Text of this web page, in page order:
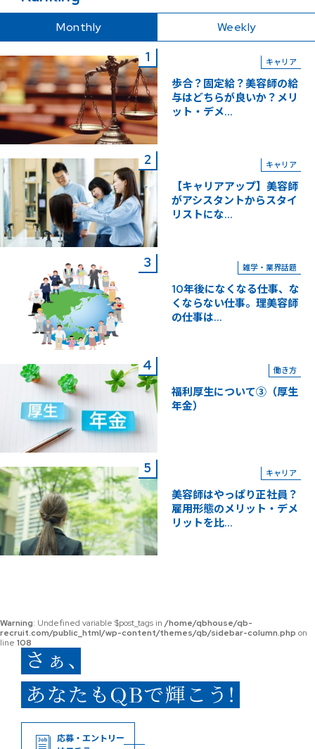
Monthly Weekly
キャリア
歩合？固定給？美容師の給
与はどちらが良いか？メリ
ット・デメ...
キャリア
【キャリアアップ】美容師
がアシスタントからスタイ
リストにな...
雑学・業界話題
10年後になくなる仕事、な
くならない仕事。理美容師
の仕事は...
働き方
福利厚生について③（厚生
年金）
キャリア
美容師はやっぱり正社員？
雇用形態のメリット・デメ
リットを比...
Warning: Undefined variable $post_tags in /home/qbhouse/qb-
recruit.com/public_html/wp-content/themes/qb/sidebar-column.php on
line 108
応募・エントリー